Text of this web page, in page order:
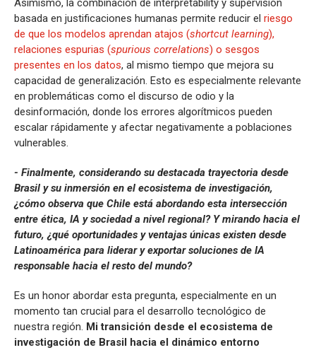
Asimismo, la combinación de interpretability y supervisión
basada en justificaciones humanas permite reducir el riesgo
de que los modelos aprendan atajos (shortcut learning),
relaciones espurias (spurious correlations) o sesgos
presentes en los datos, al mismo tiempo que mejora su
capacidad de generalización. Esto es especialmente relevante
en problemáticas como el discurso de odio y la
desinformación, donde los errores algorítmicos pueden
escalar rápidamente y afectar negativamente a poblaciones
vulnerables.
- Finalmente, considerando su destacada trayectoria desde
Brasil y su inmersión en el ecosistema de investigación,
¿cómo observa que Chile está abordando esta intersección
entre ética, IA y sociedad a nivel regional? Y mirando hacia el
futuro, ¿qué oportunidades y ventajas únicas existen desde
Latinoamérica para liderar y exportar soluciones de IA
responsable hacia el resto del mundo?
Es un honor abordar esta pregunta, especialmente en un
momento tan crucial para el desarrollo tecnológico de
nuestra región. Mi transición desde el ecosistema de
investigación de Brasil hacia el dinámico entorno